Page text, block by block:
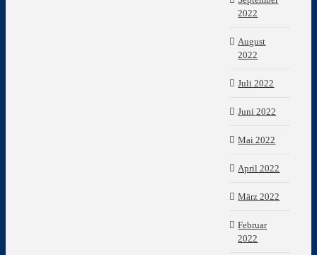
2022
August
2022
Juli 2022
Juni 2022
Mai 2022
April 2022
März 2022
Februar
2022